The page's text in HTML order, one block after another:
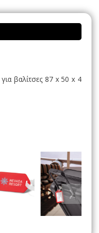
βαλίτσες 87 x 50 x 4